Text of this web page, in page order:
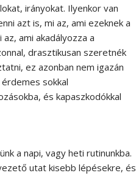
irányokat. Ilyenkor van
azt is, mi az, ami ezeknek a
ami akadályozza a
drasztikusan szeretnék
ez azonban nem igazán
sokkal
és kapaszkodókkal
a napi, vagy heti rutinunkba.
utat kisebb lépésekre, és